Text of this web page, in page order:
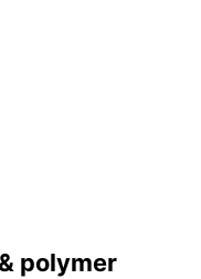
polymer